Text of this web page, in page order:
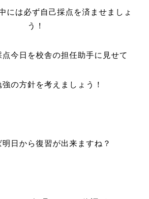
には必ず自己採点を済ませましょ
う！
今日を校舎の担任助手に見せて
の方針を考えましょう！
日から復習が出来ますね？